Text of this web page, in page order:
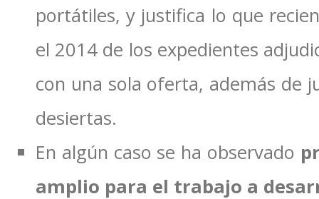
portátiles, y justifica lo que
el 2014 de los expedientes
con una sola oferta, además de
desiertas.
En algún caso se ha observado
amplio para el trabajo a